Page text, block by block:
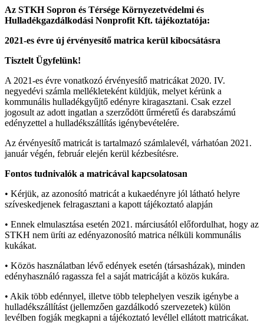
Az STKH Sopron és Térsége Környezetvédelmi és
Hulladékgazdálkodási Nonprofit Kft. tájékoztatója:
2021-es évre új érvényesítő matrica kerül kibocsátásra
Tisztelt Ügyfelünk!
A 2021-es évre vonatkozó érvényesítő matricákat 2020. IV.
negyedévi számla mellékleteként küldjük, melyet kérünk a
kommunális hulladékgyűjtő edényre kiragasztani. Csak ezzel
jogosult az adott ingatlan a szerződött űrméretű és darabszámú
edényzettel a hulladékszállítás igénybevételére.
Az érvényesítő matricát is tartalmazó számlalevél, várhatóan 2021.
január végén, február elején kerül kézbesítésre.
Fontos tudnivalók a matricával kapcsolatosan
• Kérjük, az azonosító matricát a kukaedényre jól látható helyre
szíveskedjenek felragasztani a kapott tájékoztató alapján
• Ennek elmulasztása esetén 2021. márciusától előfordulhat, hogy az
STKH nem üríti az edényazonosító matrica nélküli kommunális
kukákat.
• Közös használatban lévő edények esetén (társasházak), minden
edényhasználó ragassza fel a saját matricáját a közös kukára.
• Akik több edénnyel, illetve több telephelyen veszik igénybe a
hulladékszállítást (jellemzően gazdálkodó szervezetek) külön
levélben fogják megkapni a tájékoztató levéllel ellátott matricákat.